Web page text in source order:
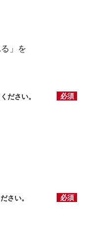
」を
ださい。 必須
さい。 必須